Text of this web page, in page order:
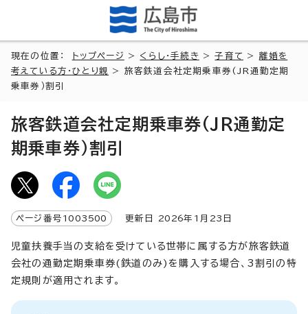
現在の位置： トップページ > くらし・手続き >子育て > 離婚を
考えている方・ひとり親
> 旅客鉄道会社定期乗車券(JR通勤定期
乗車券）割引
旅客鉄道会社定期乗車券(JR通勤定
期乗車券）割引
ページ番号 1003500 更新日 2026年1月 23 日
児童扶養手当の支給を受けている世帯に属する方が旅客鉄道
会社の通勤定期乗車券(鉄道のみ)を購入する場合、3割引の特
定規則が適用されます。